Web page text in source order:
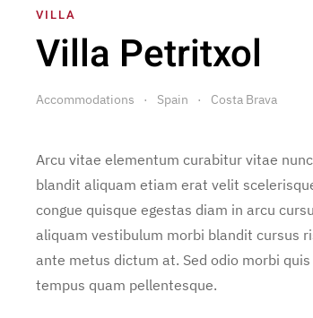
VILLA
Villa Petritxol
Accommodations Spain Costa Brava
Arcu vitae elementum curabitur vitae
blandit aliquam etiam erat velit
congue quisque egestas diam in arcu
aliquam vestibulum morbi blandit cursus
ante metus dictum at. Sed odio morbi
tempus quam pellentesque.